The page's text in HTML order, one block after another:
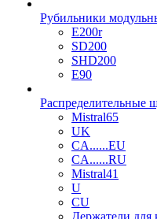
Рубильники
E200r
SD200
SHD200
E90
Распределительные
Mistral65
UK
CA......EU
CA......RU
Mistral41
U
CU
Держатели